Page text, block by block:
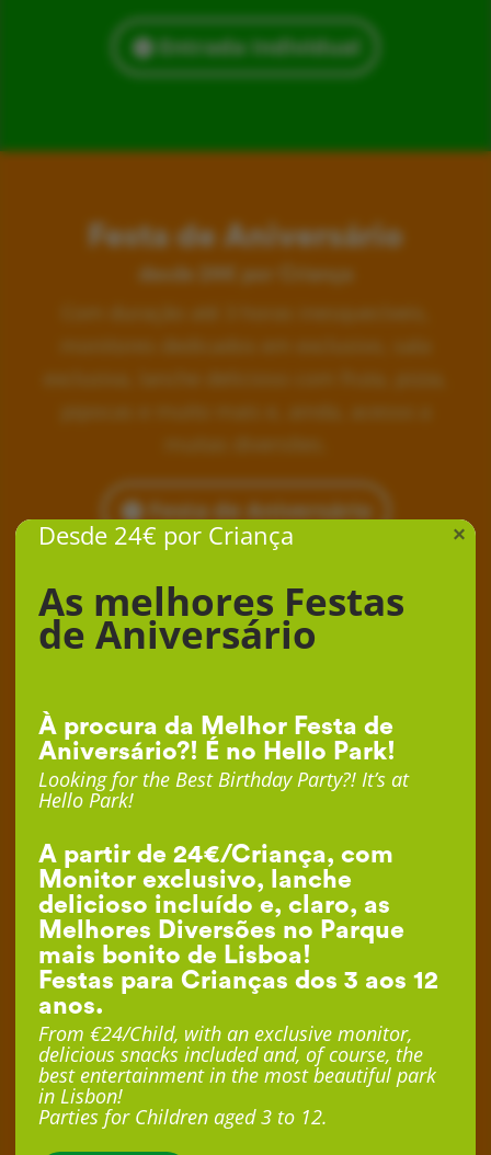
Entrada Individual
Festa de Aniversário
desde 24€ por Criança
Festa de Aniversário
Desde 24€ por Criança
As melhores Festas
de Aniversário
À procura da Melhor Festa de
Aniversário?! É no Hello Park!
Looking for the Best Birthday Party?! It’s at
Hello Park!
A partir de 24€/Criança, com
Monitor exclusivo, lanche
delicioso incluído e, claro, as
Melhores Diversões no Parque
mais bonito de Lisboa!
Festas para Crianças dos 3 aos 12
anos.
From €24/Child, with an exclusive monitor,
delicious snacks included and, of course, the
best entertainment in the most beautiful park
in Lisbon!
Parties for Children aged 3 to 12.
×